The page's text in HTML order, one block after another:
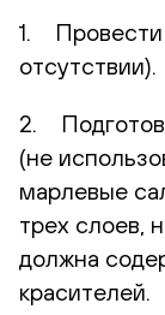
1. Провести
отсутствии).
2.
(не
марлевые
трех слоев,
должна
красителей.